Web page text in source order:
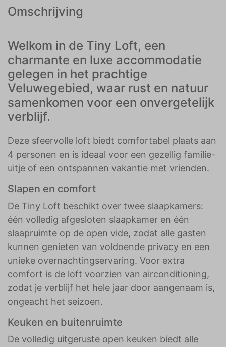
Omschrijving
Welkom in de Tiny Loft, een
charmante en luxe accommodatie
gelegen in het prachtige
Veluwegebied, waar rust en natuur
samenkomen voor een onvergetelijk
verblijf.
Deze sfeervolle loft biedt comfortabel plaats aan
4 personen en is ideaal voor een gezellig familie-
uitje of een ontspannen vakantie met vrienden.
Slapen en comfort
De Tiny Loft beschikt over twee slaapkamers:
één volledig afgesloten slaapkamer en één
slaapruimte op de open vide, zodat alle gasten
kunnen genieten van voldoende privacy en een
unieke overnachtingservaring. Voor extra
comfort is de loft voorzien van airconditioning,
zodat je verblijf het hele jaar door aangenaam is,
ongeacht het seizoen.
Keuken en buitenruimte
De volledig uitgeruste open keuken biedt alle